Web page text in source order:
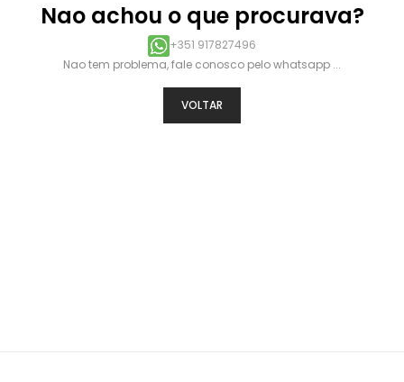
Nao achou o que procurava?
+351 917827496
Nao tem problema, fale conosco pelo whatsapp ...
VOLTAR